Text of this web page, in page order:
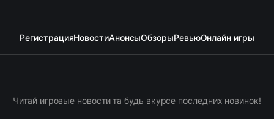
РегистрацияНовостиАнонсыОбзорыРевьюОнлайн игры
Читай игровые новости та будь вкурсе последних новинок!